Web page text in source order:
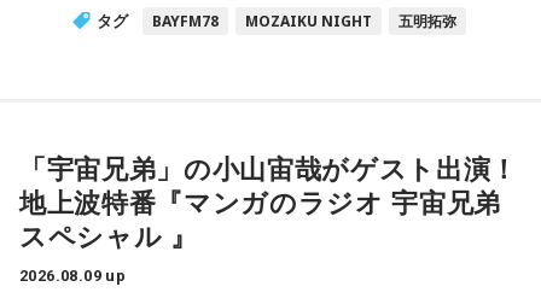
タグ BAYFM78 MOZAIKU NIGHT 五明拓弥
「宇宙兄弟」の小山宙哉がゲスト出演！
地上波特番『マンガのラジオ 宇宙兄弟
スペシャル 』
2026.08.09 up